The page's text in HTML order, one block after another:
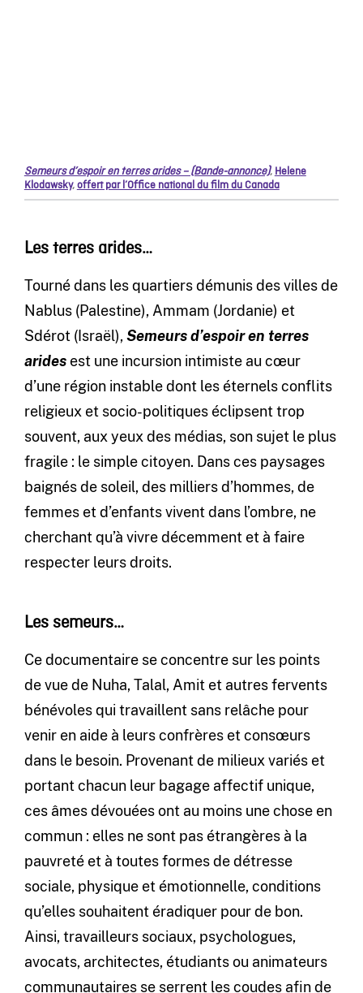
Semeurs d’espoir en terres arides – (Bande-annonce), Helene
Klodawsky,offert par l’Office national du film du Canada
Les terres arides…
Tourné dans les quartiers démunis des villes de
Nablus (Palestine), Ammam (Jordanie) et
Sdérot (Israël),Semeurs d’espoir en terres
aridesest une incursion intimiste au cœur
d’une région instable dont les éternels conflits
religieux et socio-politiques éclipsent trop
souvent, aux yeux des médias, son sujet le plus
fragile : le simple citoyen. Dans ces paysages
baignés de soleil, des milliers d’hommes, de
femmes et d’enfants vivent dans l’ombre, ne
cherchant qu’à vivre décemment et à faire
respecter leurs droits.
Les semeurs…
Ce documentaire se concentre sur les points
de vue de Nuha, Talal, Amit et autres fervents
bénévoles qui travaillent sans relâche pour
venir en aide à leurs confrères et consœurs
dans le besoin. Provenant de milieux variés et
portant chacun leur bagage affectif unique,
ces âmes dévouées ont au moins une chose en
commun : elles ne sont pas étrangères à la
pauvreté et à toutes formes de détresse
sociale, physique et émotionnelle, conditions
qu’elles souhaitent éradiquer pour de bon.
Ainsi, travailleurs sociaux, psychologues,
avocats, architectes, étudiants ou animateurs
communautaires se serrent les coudes afin de